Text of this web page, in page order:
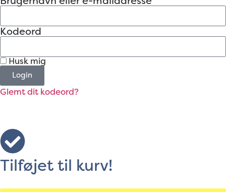
Kodeord
Husk mig
Login
Glemt dit kodeord?
Tilføjet til kurv!